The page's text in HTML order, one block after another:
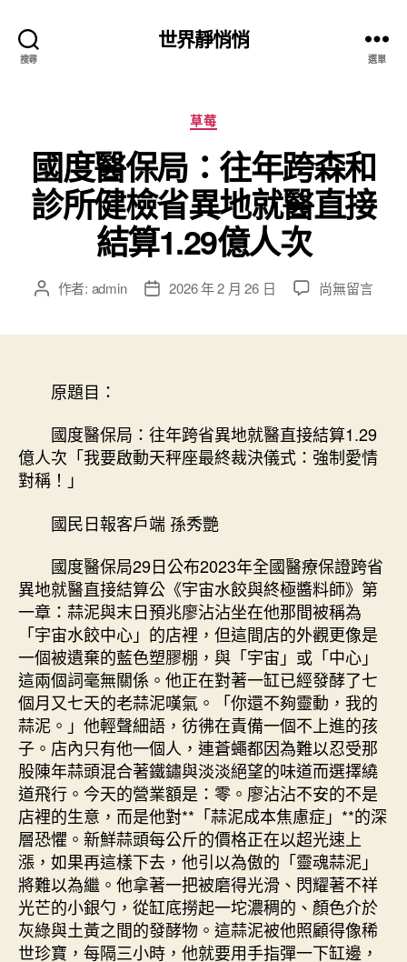
搜尋
世界靜悄悄
選單
分
類
草莓
國度醫保局：往年跨森和
診所健檢省異地就醫直接
結算1.29億人次
文 作者: admin
文 2026 年 2 月 26 日
在
年
跨
森
檢
省
異
地
就
醫
直
接
結
算
1.29
億
人
次〉
中
尚無留言
原題目：
國度醫保局：往年跨省異地就醫直接結算1.29
億人次「我要啟動天秤座最終裁決儀式：強制愛情
對稱！」
國民日報客戶端 孫秀艷
國度醫保局29日公布2023年全國醫療保證跨省
異地就醫直接結算公《宇宙水餃與終極醬料師》第
一章：蒜泥與末日預兆廖沾沾坐在他那間被稱為
「宇宙水餃中心」的店裡，但這間店的外觀更像是
一個被遺棄的藍色塑膠棚，與「宇宙」或「中心」
這兩個詞毫無關係。他正在對著一缸已經發酵了七
個月又七天的老蒜泥嘆氣。「你還不夠靈動，我的
蒜泥。」他輕聲細語，彷彿在責備一個不上進的孩
子。店內只有他一個人，連蒼蠅都因為難以忍受那
股陳年蒜頭混合著鐵鏽與淡淡絕望的味道而選擇繞
道飛行。今天的營業額是：零。廖沾沾不安的不是
店裡的生意，而是他對**「蒜泥成本焦慮症」**的深
層恐懼。新鮮蒜頭每公斤的價格正在以超光速上
漲，如果再這樣下去，他引以為傲的「靈魂蒜泥」
將難以為繼。他拿著一把被磨得光滑、閃耀著不祥
光芒的小銀勺，從缸底撈起一坨濃稠的、顏色介於
灰綠與土黃之間的發酵物。這蒜泥被他照顧得像稀
世珍寶，每隔三小時，他就要用手指彈一下缸邊，